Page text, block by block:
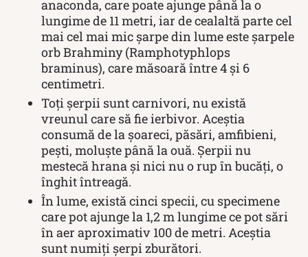
anaconda, care poate ajunge până la o
lungime de 11 metri, iar de cealaltă parte cel
mai cel mai mic șarpe din lume este șarpele
orb Brahminy (Ramphotyphlops
braminus), care măsoară între 4 și 6
centimetri.
Toți șerpii sunt carnivori, nu există
vreunul care să fie ierbivor. Aceștia
consumă de la șoareci, păsări, amfibieni,
pești, moluște până la ouă. Șerpii nu
mestecă hrana și nici nu o rup în bucăți, o
înghit întreagă.
În lume, există cinci specii, cu specimene
care pot ajunge la 1,2 m lungime ce pot sări
în aer aproximativ 100 de metri. Aceștia
sunt numiți șerpi zburători.